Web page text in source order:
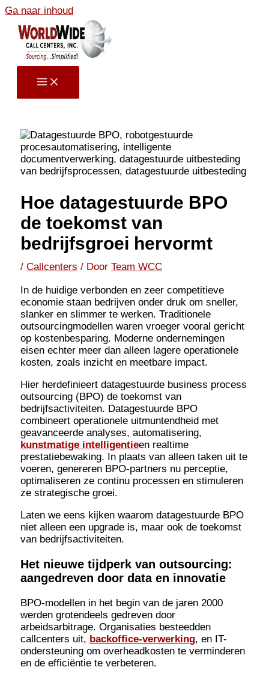
Ga naar inhoud
Hoe datagestuurde BPO
de toekomst van
bedrijfsgroei hervormt
/Callcenters / DoorTeam WCC
In de huidige verbonden en zeer competitieve
economie staan bedrijven onder druk om sneller,
slanker en slimmer te werken. Traditionele
outsourcingmodellen waren vroeger vooral gericht
op kostenbesparing. Moderne ondernemingen
eisen echter meer dan alleen lagere operationele
kosten, zoals inzicht en meetbare impact.
Hier herdefinieert datagestuurde business process
outsourcing (BPO) de toekomst van
bedrijfsactiviteiten. Datagestuurde BPO
combineert operationele uitmuntendheid met
geavanceerde analyses, automatisering,
kunstmatige intelligentieen realtime
prestatiebewaking. In plaats van alleen taken uit te
voeren, genereren BPO-partners nu perceptie,
optimaliseren ze continu processen en stimuleren
ze strategische groei.
Laten we eens kijken waarom datagestuurde BPO
niet alleen een upgrade is, maar ook de toekomst
van bedrijfsactiviteiten.
Het nieuwe tijdperk van outsourcing:
aangedreven door data en innovatie
BPO-modellen in het begin van de jaren 2000
werden grotendeels gedreven door
arbeidsarbitrage. Organisaties besteedden
callcenters uit, backoffice-verwerking, en IT-
ondersteuning om overheadkosten te verminderen
en de efficiëntie te verbeteren.